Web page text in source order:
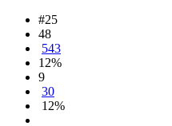
#25
48
543
12%
9
30
12%